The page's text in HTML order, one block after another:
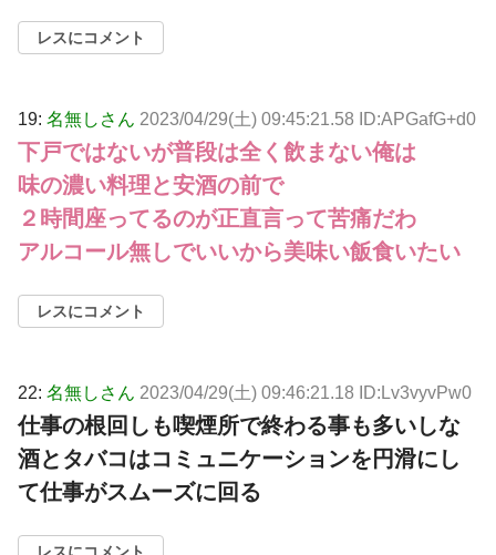
レスにコメント
19: 名無しさん 2023/04/29(土) 09:45:21.58 ID:APGafG+d0
下戸ではないが普段は全く飲まない俺は
味の濃い料理と安酒の前で
２時間座ってるのが正直言って苦痛だわ
アルコール無しでいいから美味い飯食いたい
レスにコメント
22: 名無しさん 2023/04/29(土) 09:46:21.18 ID:Lv3vyvPw0
仕事の根回しも喫煙所で終わる事も多いしな
酒とタバコはコミュニケーションを円滑にし
て仕事がスムーズに回る